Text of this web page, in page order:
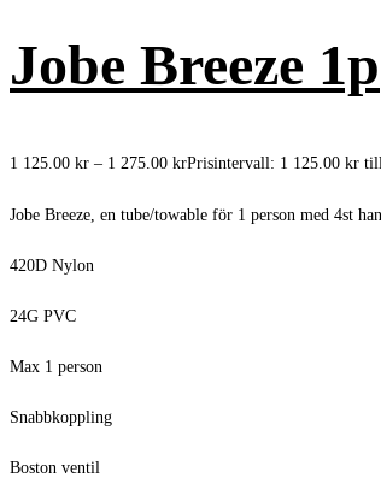
Jobe Breeze 1p
1 125.00 kr – 1 275.00 krPrisintervall: 1 125.00 kr
Jobe Breeze, en tube/towable för 1 person med 4st
420D Nylon
24G PVC
Max 1 person
Snabbkoppling
Boston ventil